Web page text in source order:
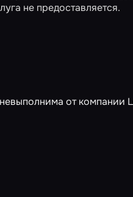
не предоставляется.